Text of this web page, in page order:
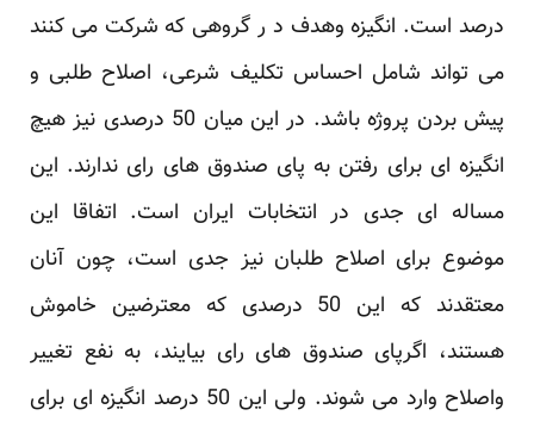
درصد است. انگیزه وهدف د ر گروهی که شرکت می کنند
می تواند شامل ‏احساس تکلیف شرعی، اصلاح طلبی و
پیش بردن پروژه باشد. در این میان 50 درصدی نیز هیچ
انگیزه ای ‏برای رفتن به پای صندوق های رای ندارند. این
مساله ای جدی در انتخابات ایران است. اتفاقا این
موضوع ‏برای اصلاح طلبان نیز جدی است، چون آنان
معتقدند که این 50 درصدی که معترضین خاموش
هستند، ‏اگرپای صندوق های رای بیایند، به نفع تغییر
واصلاح وارد می شوند. ولی این 50 درصد انگیزه ای برای